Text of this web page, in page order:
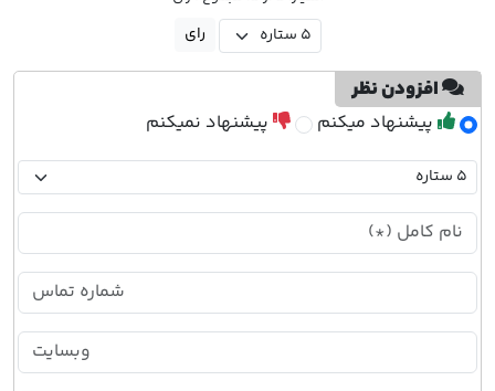
افزودن نظر
پیشنهاد میکنم پیشنهاد نمیکنم